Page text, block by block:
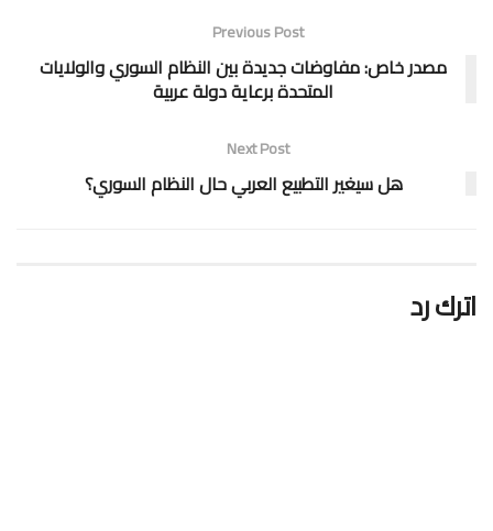
Previous Post
مصدر خاص: مفاوضات جديدة بين النظام السوري والولايات
المتحدة برعاية دولة عربية
Next Post
هل سيغير التطبيع العربي حال النظام السوري؟
اترك رد